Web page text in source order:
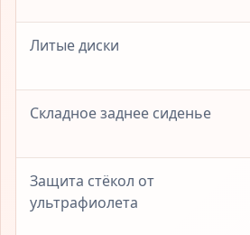
Литые диски
Складное заднее сиденье
Защита стёкол от
ультрафиолета